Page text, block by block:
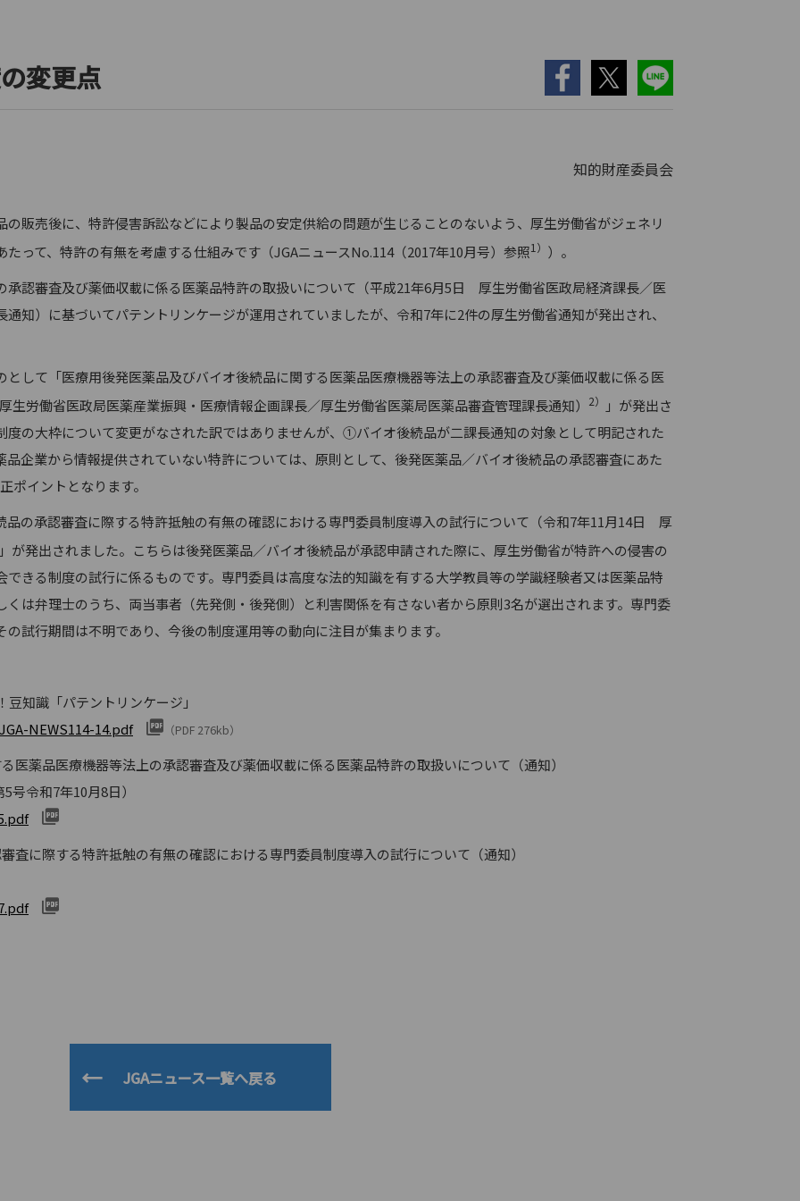
の変更点
知的財産委員会
販売後に、特許侵害訴訟などにより製品の安定供給の問題が生じることのないよう、厚生労働省がジェネリ
って、特許の有無を考慮する仕組みです（JGAニュースNo.114（2017年10月号）参照1 ） ）。
認審査及び薬価収載に係る医薬品特許の取扱いについて（平成21年6月5日 厚生労働省医政局経済課長／医
知）に基づいてパテントリンケージが運用されていましたが、令和7年に2件の厚生労働省通知が発出され、
して「医療用後発医薬品及びバイオ後続品に関する医薬品医療機器等法上の承認審査及び薬価収載に係る医
生労働省医政局医薬産業振興・医療情報企画課長／厚生労働省医薬局医薬品審査管理課長通知）
2）
」が発出さ
の大枠について変更がなされた訳ではありませんが、①バイオ後続品が二課長通知の対象として明記された
企業から情報提供されていない特許については、原則として、後発医薬品／バイオ後続品の承認審査にあた
ポイントとなります。
の承認審査に際する特許抵触の有無の確認における専門委員制度導入の試行について（令和7年11月14日 厚
が発出されました。こちらは後発医薬品／バイオ後続品が承認申請された際に、厚生労働省が特許への侵害の
きる制度の試行に係るものです。専門委員は高度な法的知識を有する大学教員等の学識経験者又は医薬品特
は弁理士のうち、両当事者（先発側・後発側）と利害関係を有さない者から原則3名が選出されます。専門委
試行期間は不明であり、今後の制度運用等の動向に注目が集まります。
知識「パテントリンケージ」
NEWS114-14.pdf
（PDF 276kb）
医薬品医療機器等法上の承認審査及び薬価収載に係る医薬品特許の取扱いについて（通知）
号令和7年10月8日）
査に際する特許抵触の有無の確認における専門委員制度導入の試行について（通知）
JGAニュース一覧へ戻る